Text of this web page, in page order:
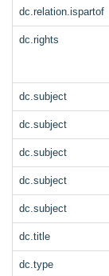
dc.relation.ispartof
dc.rights
dc.subject
dc.subject
dc.subject
dc.subject
dc.subject
dc.title
dc.type